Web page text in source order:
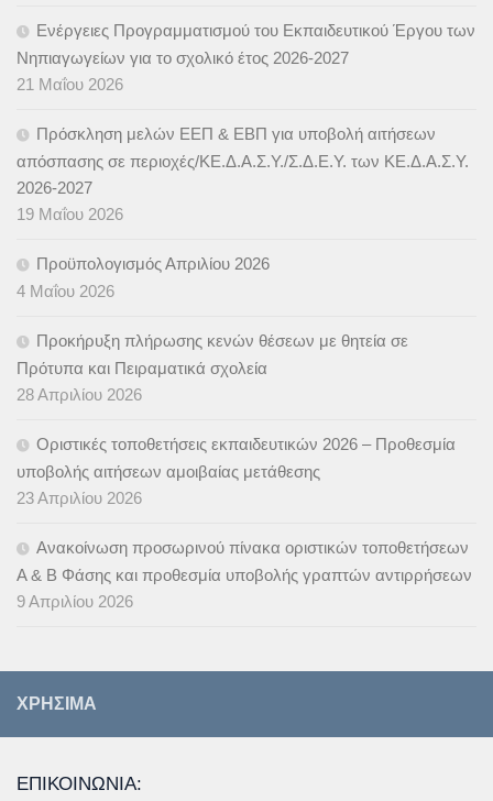
Ενέργειες Προγραμματισμού του Εκπαιδευτικού Έργου των
Νηπιαγωγείων για το σχολικό έτος 2026-2027
21 Μαΐου 2026
Πρόσκληση μελών ΕΕΠ & ΕΒΠ για υποβολή αιτήσεων
απόσπασης σε περιοχές/ΚΕ.Δ.Α.Σ.Υ./Σ.Δ.Ε.Υ. των ΚΕ.Δ.Α.Σ.Υ.
2026-2027
19 Μαΐου 2026
Προϋπολογισμός Απριλίου 2026
4 Μαΐου 2026
Προκήρυξη πλήρωσης κενών θέσεων με θητεία σε
Πρότυπα και Πειραματικά σχολεία
28 Απριλίου 2026
Οριστικές τοποθετήσεις εκπαιδευτικών 2026 – Προθεσμία
υποβολής αιτήσεων αμοιβαίας μετάθεσης
23 Απριλίου 2026
Ανακοίνωση προσωρινού πίνακα οριστικών τοποθετήσεων
Α & B Φάσης και προθεσμία υποβολής γραπτών αντιρρήσεων
9 Απριλίου 2026
ΧΡΉΣΙΜΑ
ΕΠΙΚΟΙΝΩΝΙΑ: